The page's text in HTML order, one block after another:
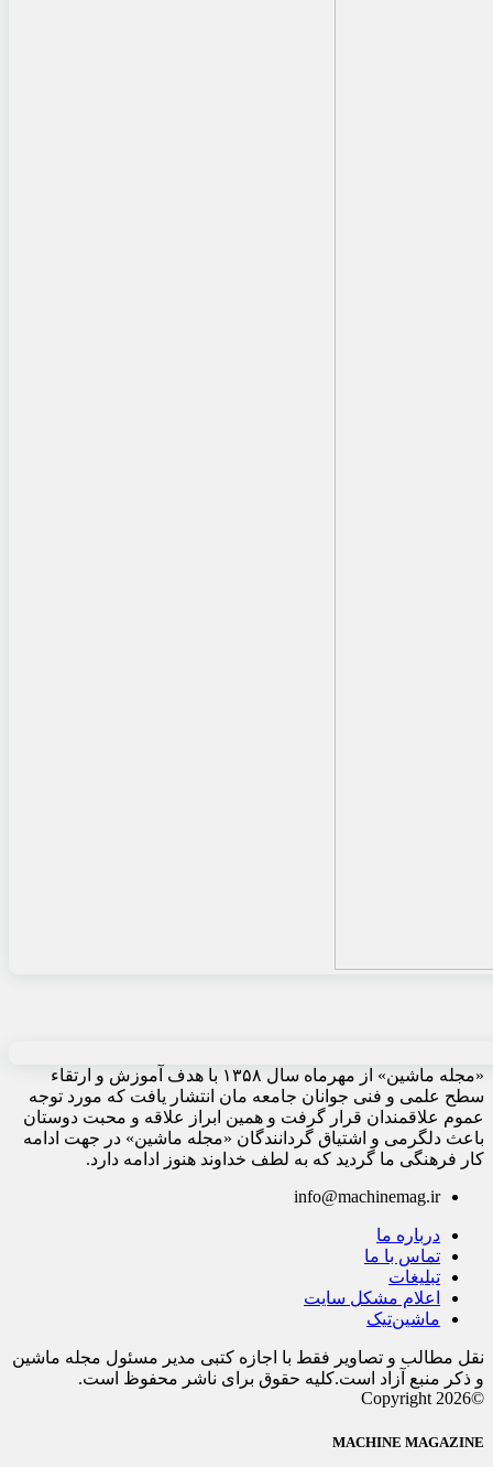
«مجله ماشین» از مهرماه سال ۱۳۵۸ با هدف آموزش و ارتقاء
سطح علمی و فنی جوانان جامعه مان انتشار یافت که مورد توجه
عموم علاقمندان قرار گرفت و همین ابراز علاقه و محبت دوستان
باعث دلگرمی و اشتیاق گردانندگان «مجله ماشین» در جهت ادامه
کار فرهنگی ما گردید که به لطف خداوند هنوز ادامه دارد.
info@machinemag.ir
درباره ما
تماس با ما
تبلیغات
اعلام مشکل سایت
ماشین‌تیک
نقل مطالب و تصاویر فقط با اجازه کتبی مدیر مسئول مجله ماشین
و ذکر منبع آزاد است.کلیه حقوق برای ناشر محفوظ است.
©Copyright 2026
MACHINE MAGAZINE